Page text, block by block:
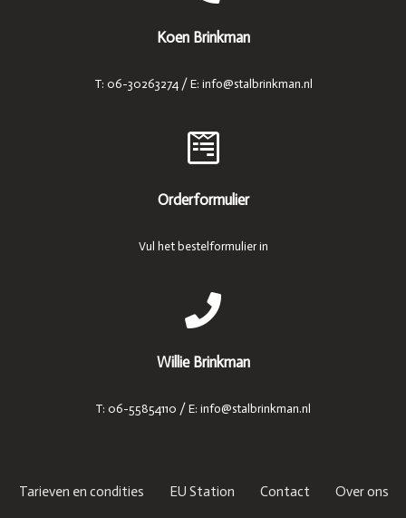
Koen Brinkman
T: 06-30263274 / E: info@stalbrinkman.nl
Orderformulier
Vul het bestelformulier in
Willie Brinkman
T: 06-55854110 / E: info@stalbrinkman.nl
Tarieven en condities EU Station Contact Over ons